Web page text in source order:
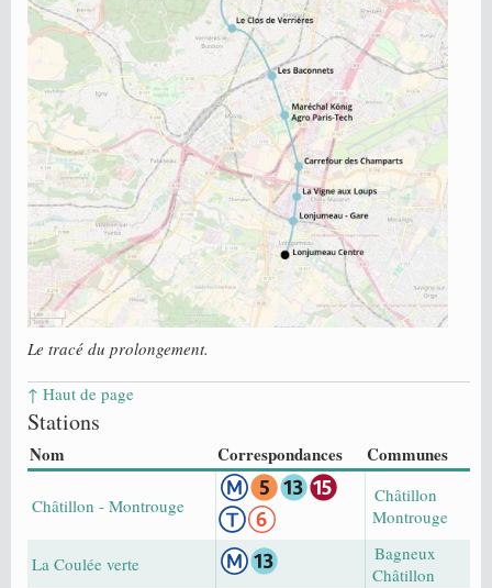
Le tracé du prolongement.
↑ Haut de page
Stations
Nom Correspondances Communes
Châtillon - Montrouge
Châtillon
Montrouge
La Coulée verte
Bagneux
Châtillon